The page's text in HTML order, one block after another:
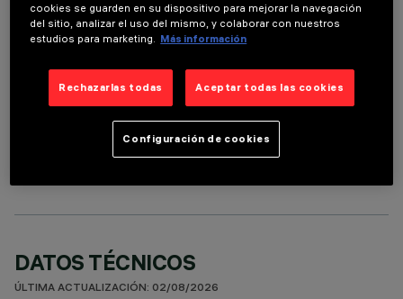
Es necesario pedir uno de los accesorios necesarios para instalar y utilizar correctamente el
producto:
COMPONENTES OPCIONALES
DATOS TÉCNICOS
ÚLTIMA ACTUALIZACIÓN: 02/08/2026
cookies se guarden en su dispositivo para mejorar la navegación
del sitio, analizar el uso del mismo, y colaborar con nuestros
estudios para marketing. Más información
Rechazarlas todas Aceptar todas las cookies
Configuración de cookies